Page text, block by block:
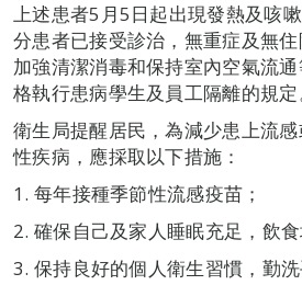
上述患者5月5日起出現發熱及咳
分患者已接受診治，無重症及無
加強清潔消毒和保持室內空氣流
格執行患病學生及員工隔離的規定
衛生局提醒居民，為減少患上流
性疾病，應採取以下措施：
1. 每年接種季節性流感疫苗；
2. 確保自己及家人睡眠充足，飲
3. 保持良好的個人衛生習慣，勤洗